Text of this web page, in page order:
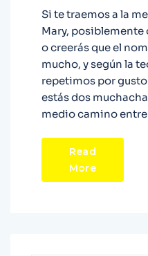
Si te traemos a la
Mary, posiblemente
o creerás que el
mucho, y según la
repetimos por
estás dos
medio camino
Read
More